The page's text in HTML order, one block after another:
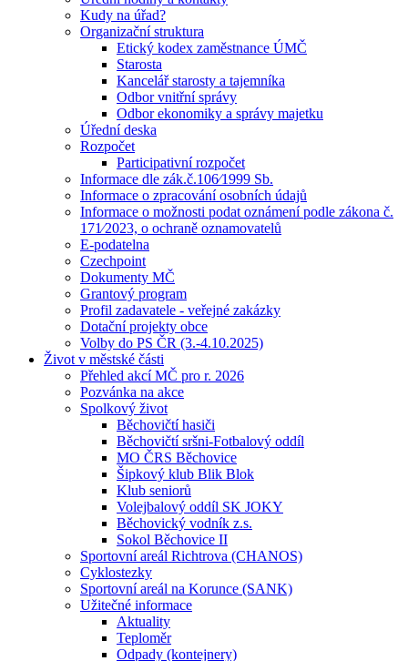
Kudy na úřad?
Organizační struktura
Etický kodex zaměstnance ÚMČ
Starosta
Kancelář starosty a tajemníka
Odbor vnitřní správy
Odbor ekonomiky a správy majetku
Úřední deska
Rozpočet
Participativní rozpočet
Informace dle zák.č.106⁄1999 Sb.
Informace o zpracování osobních údajů
Informace o možnosti podat oznámení podle zákona č.
171⁄2023, o ochraně oznamovatelů
E-podatelna
Czechpoint
Dokumenty MČ
Grantový program
Profil zadavatele - veřejné zakázky
Dotační projekty obce
Volby do PS ČR (3.-4.10.2025)
Život v městské části
Přehled akcí MČ pro r. 2026
Pozvánka na akce
Spolkový život
Běchovičtí hasiči
Běchovičtí sršni-Fotbalový oddíl
MO ČRS Běchovice
Šipkový klub Blik Blok
Klub seniorů
Volejbalový oddíl SK JOKY
Běchovický vodník z.s.
Sokol Běchovice II
Sportovní areál Richtrova (CHANOS)
Cyklostezky
Sportovní areál na Korunce (SANK)
Užitečné informace
Aktuality
Teploměr
Odpady (kontejnery)